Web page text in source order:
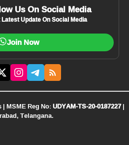
Us On Social Media
Update On Social Media
Join Now
MSME Reg No:UDYAM-TS-20-0187227|
Telangana.